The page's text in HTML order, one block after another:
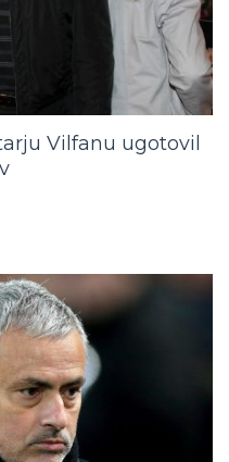
Vilfanu ugotovil